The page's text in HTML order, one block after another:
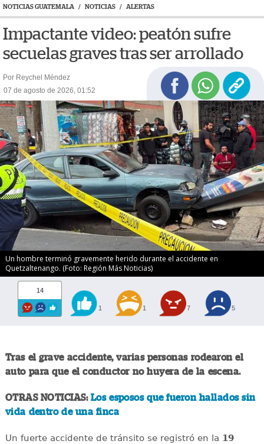
NOTICIAS GUATEMALA / NOTICIAS / ALERTAS
Impactante video: peatón sufre
secuelas graves tras ser arrollado
Por Reychel Méndez
07 de agosto de 2026, 01:52
Un hombre terminó gravemente herido durante el accidente en
Quetzaltenango. (Foto: Región Más Noticias)
14
1 1 7 5
Tras el grave accidente, varias personas rodearon el
auto para que el conductor no huyera de la escena.
OTRAS NOTICIAS: Los esposos que fueron hallados sin
vida dentro de una finca
Un fuerte accidente de tránsito se registró en la 19